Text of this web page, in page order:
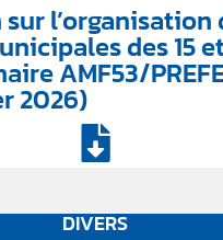
l’organisation
des 15
AMF53/
2026)
DIVERS